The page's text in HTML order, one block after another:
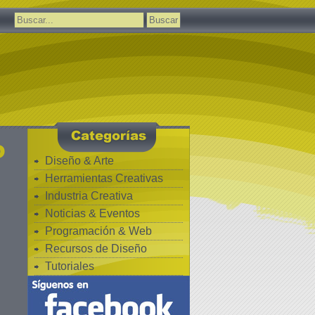
Buscar:
Diseño & Arte
Herramientas Creativas
Industria Creativa
Noticias & Eventos
Programación & Web
Recursos de Diseño
Tutoriales